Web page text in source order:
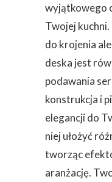
wyjątkowego
Twojej
do krojenia
deska jest
podawania
konstrukcja i
elegancji do
niej ułożyć
tworząc
aranżację.